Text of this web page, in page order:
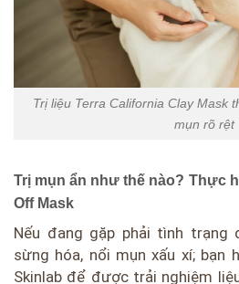
Trị liệu Terra California Clay Mask
mụn rõ rệt
Trị mụn ẩn như thế nào? Thực
Off Mask
Nếu đang gặp phải tình trạng
sừng hóa, nổi mụn xấu xí; bạn
Skinlab để được trải nghiệm